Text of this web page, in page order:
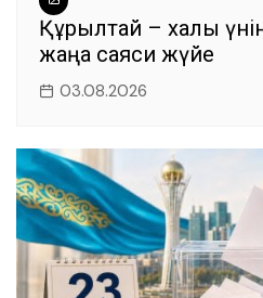
Құрылтай – халық
жаңа саяси жүйе
03.08.2026